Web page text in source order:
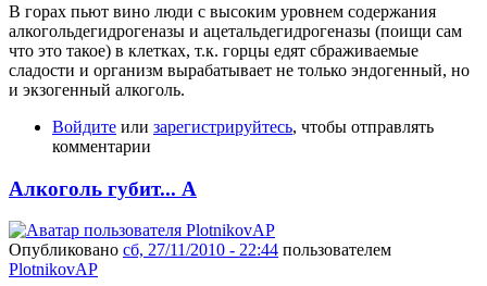
В горах пьют вино люди с высоким уровнем содержания
алкогольдегидрогеназы и ацетальдегидрогеназы (поищи сам
что это такое) в клетках, т.к. горцы едят сбраживаемые
сладости и организм вырабатывает не только эндогенный, но
и экзогенный алкоголь.
Войдите или зарегистрируйтесь, чтобы отправлять
комментарии
Алкоголь губит... А
Опубликовано сб, 27/11/2010 - 22:44 пользователем
PlotnikovAP